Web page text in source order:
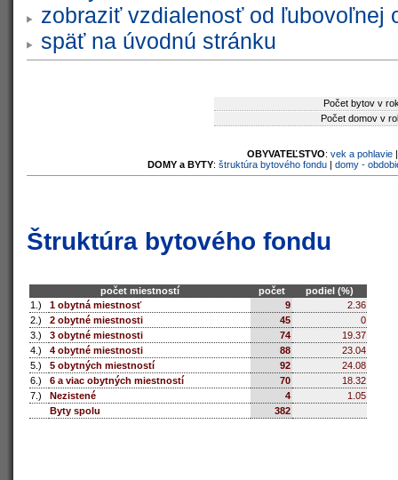
zobraziť vzdialenosť od ľubovoľnej
späť na úvodnú stránku
Počet bytov v
Počet domov v
OBYVATEĽSTVO: vek a pohlavie
DOMY a BYTY: štruktúra bytového fondu| domy -
Štruktúra bytového fondu
počet miestností počet
podiel (%)
1.)
1 obytná miestnosť 9
2.36
2.)
2 obytné miestnosti 45
0
3.)
3 obytné miestnosti 74
19.37
4.)
4 obytné miestnosti 88
23.04
5.)
5 obytných miestností 92
24.08
6.)
6 a viac obytných miestností 70
18.32
7.)
Nezistené 4
1.05
Byty spolu
382